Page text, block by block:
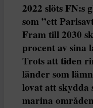
2022 slöts FN:s
som ”ett
Fram till 2030
procent av sina
Trots att tiden
länder som
lovat att skydda
marina